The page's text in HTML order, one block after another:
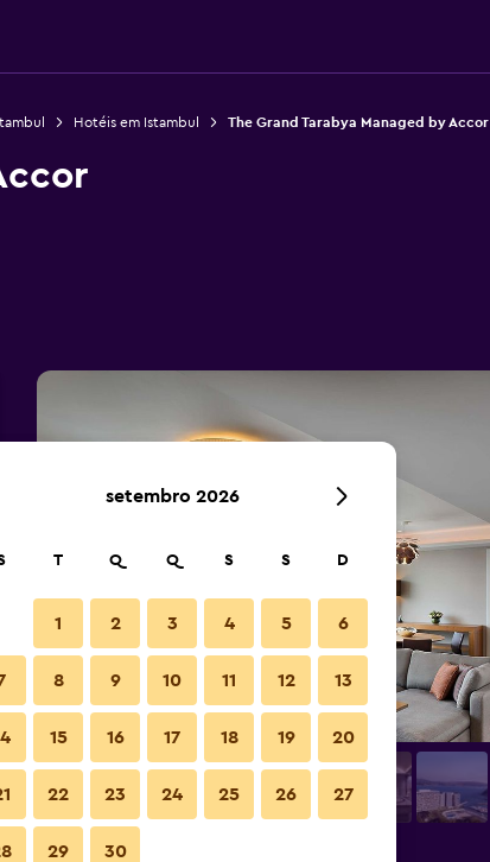
Hotéis em Istambul The Grand Tarabya Managed by Accor
Quarto
Fotos
setembro 2026
T Q Q S S D
1 2 3 4 5 6
8 9 10 11 12 13
15 16 17 18 19 20
22 23 24 25 26 27
29 30